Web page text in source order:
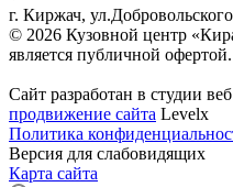
г. Киржач,
© 2026 Кузовной центр
является публичной офертой.
Сайт разработан в студии
продвижение сайта Levelx
Политика
Версия для слабовидящих
Карта сайта